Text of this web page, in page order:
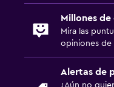
Millones
Mira las
opiniones de
Alertas de
¿Aún no